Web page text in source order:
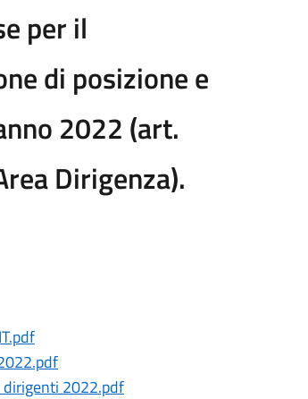
per il
di posizione e
2022 (art.
Dirigenza).
dirigenti 2022.pdf